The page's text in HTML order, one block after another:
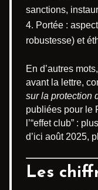
sanctions,
Portée :
robustesse) et
En d’autres
avant la lettre,
sur la protection
publiées pour le
l’“effet club” :
d’ici août 2025,
Les